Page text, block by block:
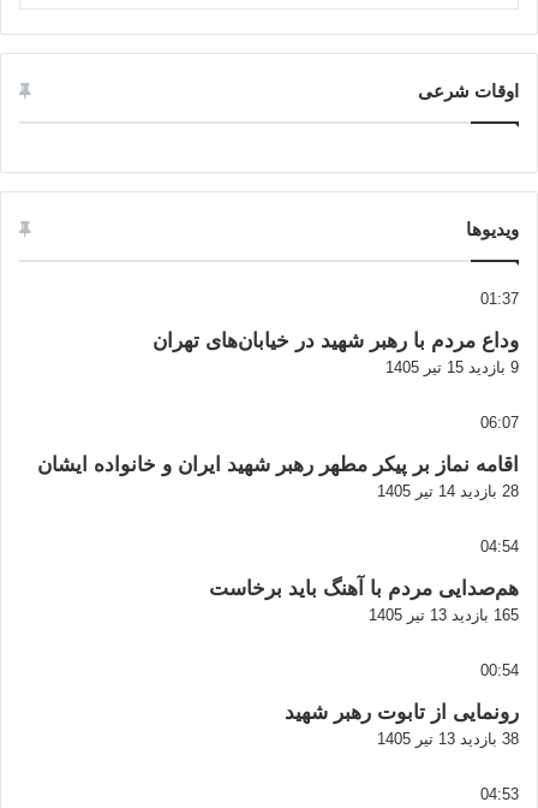
اوقات شرعی
ویدیوها
01:37
وداع مردم با رهبر شهید در خیابان‌های تهران
9 بازدید 15 تیر 1405
06:07
اقامه نماز بر پیکر مطهر رهبر شهید ایران و خانواده ایشان
28 بازدید 14 تیر 1405
04:54
هم‌صدایی مردم با آهنگ باید برخاست
165 بازدید 13 تیر 1405
00:54
رونمایی از تابوت رهبر شهید
38 بازدید 13 تیر 1405
04:53